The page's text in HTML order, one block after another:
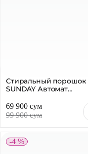
Стиральный порошок
SUNDAY Автомат
Цветочный
69 900 сум
99 900 сум
-4 %